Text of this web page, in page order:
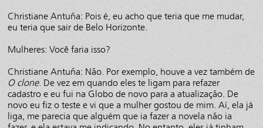
Christiane Antuña: Pois é, eu acho que teria que me mudar,
eu teria que sair de Belo Horizonte.
Mulheres: Você faria isso?
Christiane Antuña: Não. Por exemplo, houve a vez também de
O clone. De vez em quando eles te ligam para refazer
cadastro e eu fui na Globo de novo para a atualização. De
novo eu fiz o teste e vi que a mulher gostou de mim. Aí, ela já
liga, me parecia que alguém que ia fazer a novela não ia